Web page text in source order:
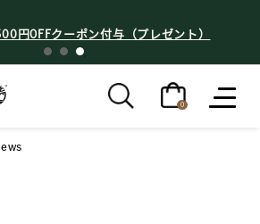
円OFFクーポン付与（プレゼント）
0